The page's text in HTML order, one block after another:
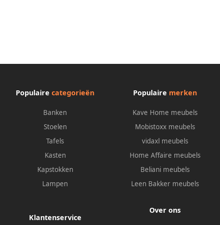
Populaire categorieën
Banken
Stoelen
Tafels
Kasten
Kapstokken
Lampen
Populaire merken
Kave Home meubels
Mobistoxx meubels
vidaxl meubels
Home Affaire meubels
Beliani meubels
Leen Bakker meubels
Klantenservice
Over ons